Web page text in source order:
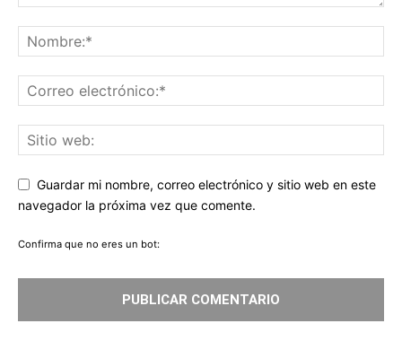
Guardar mi nombre, correo electrónico y sitio web en este
navegador la próxima vez que comente.
Confirma que no eres un bot: